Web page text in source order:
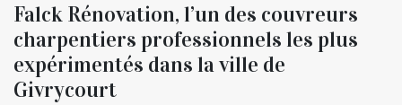
Falck Rénovation, l’un des couvreurs
charpentiers professionnels les plus
expérimentés dans la ville de
Givrycourt